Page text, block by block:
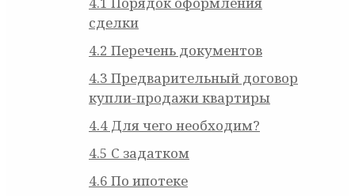
сделки
4.2 Перечень документов
4.3 Предварительный договор
купли-продажи квартиры
4.4 Для чего необходим?
4.5 С задатком
4.6 По ипотеке